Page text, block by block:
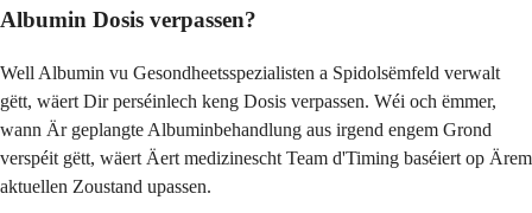
Albumin Dosis verpassen?
Well Albumin vu Gesondheetsspezialisten a Spidolsëmfeld verwalt
gëtt, wäert Dir perséinlech keng Dosis verpassen. Wéi och ëmmer,
wann Är geplangte Albuminbehandlung aus irgend engem Grond
verspéit gëtt, wäert Äert medizinescht Team d'Timing baséiert op Ärem
aktuellen Zoustand upassen.